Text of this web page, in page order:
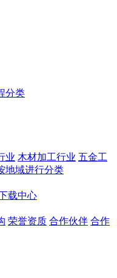
分类
业 木材加工行业 五金工
地域进行分类
载中心
荣誉资质 合作伙伴 合作